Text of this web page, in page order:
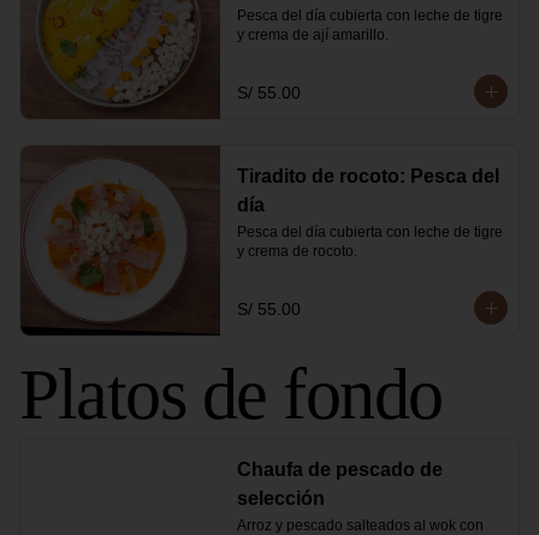
Pesca del día cubierta con leche de tigre
y crema de ají amarillo.
S/ 55.00
Tiradito de rocoto: Pesca del
día
Pesca del día cubierta con leche de tigre
y crema de rocoto.
S/ 55.00
Platos de fondo
Chaufa de pescado de
selección
Arroz y pescado salteados al wok con